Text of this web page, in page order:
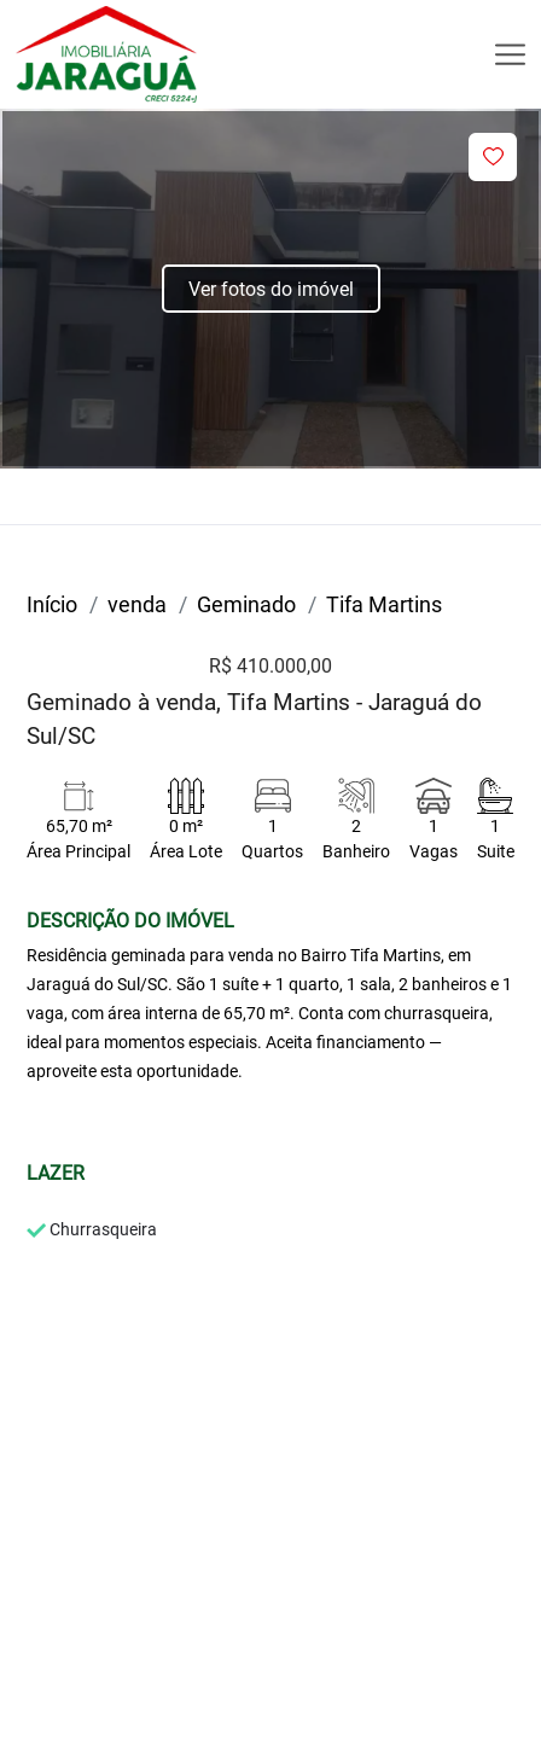
Ver fotos do imóvel
Início venda Geminado Tifa Martins
R$ 410.000,00
Geminado à venda, Tifa Martins - Jaraguá do
Sul/SC
65,70 m²
Área Principal
0 m²
Área Lote
1
Quartos
2
Banheiro
1
Vagas
1
Suite
DESCRIÇÃO DO IMÓVEL
Residência geminada para venda no Bairro Tifa Martins, em
Jaraguá do Sul/SC. São 1 suíte + 1 quarto, 1 sala, 2 banheiros e 1
vaga, com área interna de 65,70 m². Conta com churrasqueira,
ideal para momentos especiais. Aceita financiamento —
aproveite esta oportunidade.
LAZER
Churrasqueira